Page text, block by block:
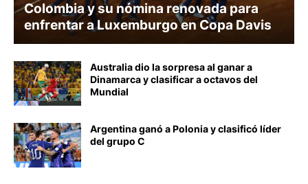
Colombia y su nómina renovada para
enfrentar a Luxemburgo en Copa Davis
Australia dio la sorpresa al ganar a
Dinamarca y clasificar a octavos del
Mundial
Argentina ganó a Polonia y clasificó líder
del grupo C